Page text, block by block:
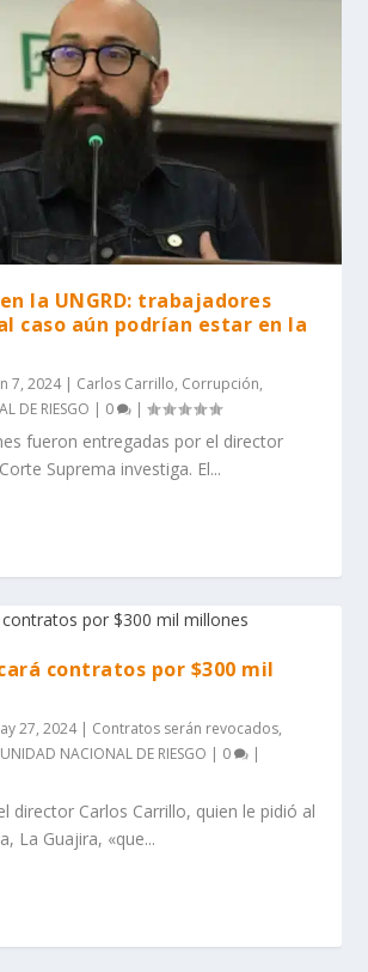
la UNGRD: trabajadores
caso aún podrían estar en la
7, 2024| Carlos Carrillo, Corrupción,
DE RIESGO | 0 |
fueron entregadas por el director
Suprema investiga. El...
contratos por $300 mil
27, 2024| Contratos serán revocados,
UNIDAD NACIONAL DE RIESGO | 0 |
director Carlos Carrillo, quien le pidió al
La Guajira, «que...